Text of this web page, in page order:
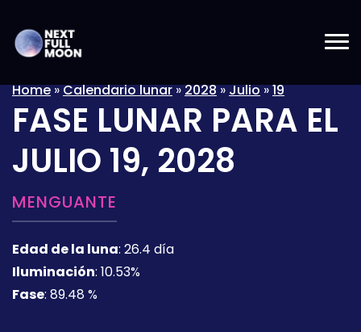
Home»Calendario lunar»2028»Julio»19
FASE LUNAR PARA EL
JULIO 19, 2028
MENGUANTE
Edad de la luna: 26.4 día
Iluminación: 10.53%
Fase: 89.48 %